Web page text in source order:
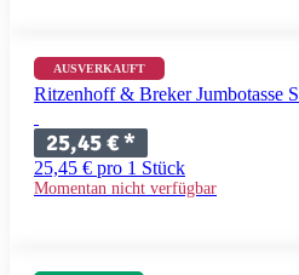
AUSVERKAUFT
Ritzenhoff & Breker Jumbotasse
25,45 €*
25,45 € pro 1 Stück
Momentan nicht verfügbar